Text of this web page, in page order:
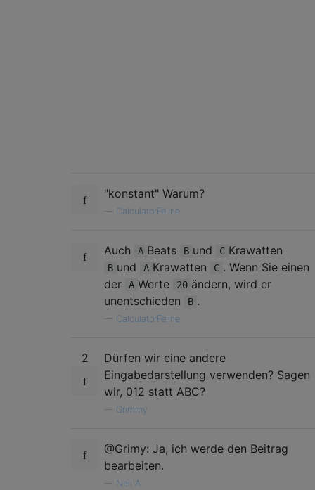
"konstant" Warum?
CalculatorFeline
Auch A Beats B und C Krawatten
B und A Krawatten C . Wenn Sie einen
der
A Werte 20 ändern, wird er
unentschieden
B .
CalculatorFeline
2
Dürfen wir eine andere
Eingabedarstellung verwenden? Sagen
wir, 012 statt ABC?
Grimmy
@Grimy: Ja, ich werde den Beitrag
bearbeiten.
Neil A.